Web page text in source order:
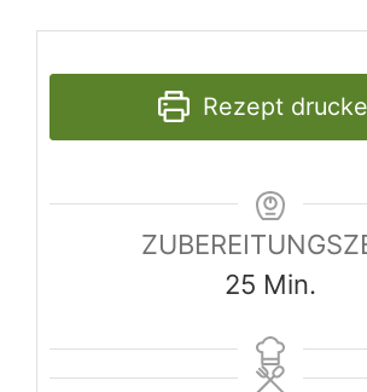
PORTIONEN
4 Personen
ZUTATEN
Bücklinge
Scheiben Toastbrot
gestrichene EL Butter
2 Bananen